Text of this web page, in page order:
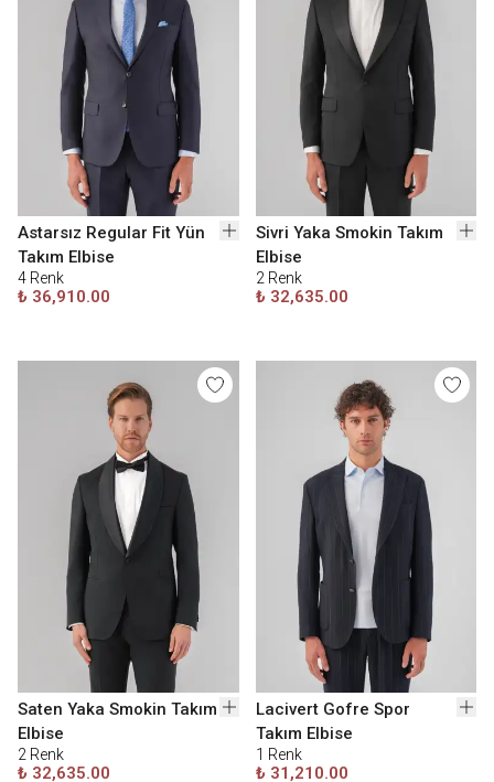
Astarsız Regular Fit Yün
Takım Elbise
4 Renk
₺ 36,910.00
Sivri Yaka Smokin Takım
Elbise
2 Renk
₺ 32,635.00
Saten Yaka Smokin Takım
Elbise
2 Renk
₺ 32,635.00
Lacivert Gofre Spor
Takım Elbise
1 Renk
₺ 31,210.00